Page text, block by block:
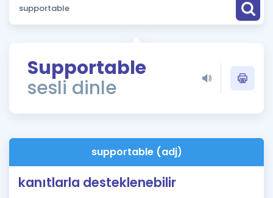
Puan Hesaplama
ÖSYM Sınav Takvimi
Kampanyalar
İngilizce Gramer
Supportable
sesli dinle
supportable (adj)
kanıtlarla desteklenebilir